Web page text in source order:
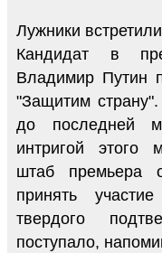
Лужники
Кандидат в
Владимир Путин
"Защитим
до последней
интригой этого
штаб премьера
принять
твердого
поступало,